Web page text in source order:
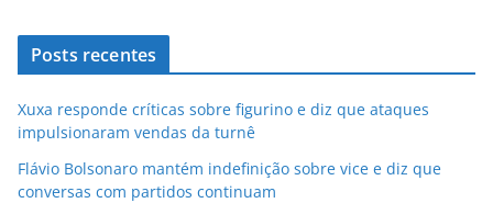
Posts recentes
Xuxa responde críticas sobre figurino e diz que ataques
impulsionaram vendas da turnê
Flávio Bolsonaro mantém indefinição sobre vice e diz que
conversas com partidos continuam